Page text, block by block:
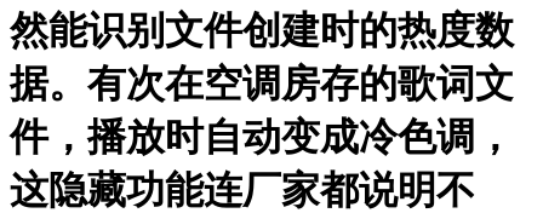
然能识别文件创建时的热度数
据。有次在空调房存的歌词文
件，播放时自动变成冷色调，
这隐藏功能连厂家都说明不